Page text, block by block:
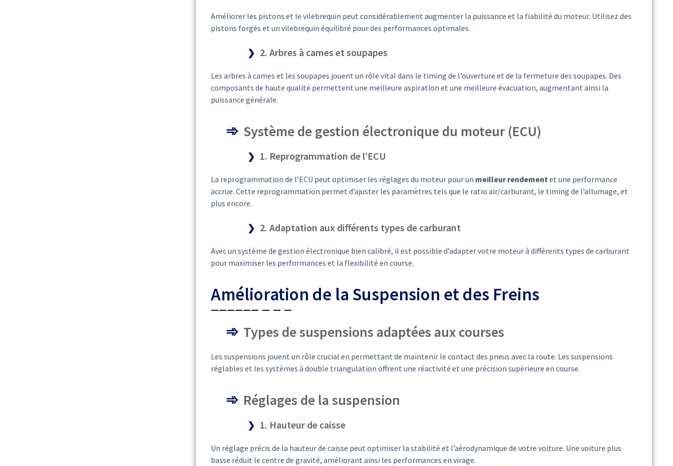
Améliorer les pistons et le vilebrequin peut considérablement augmenter la puissance et la fiabilité du moteur. Utilisez des
pistons forgés et un vilebrequin équilibré pour des performances optimales.
2. Arbres à cames et soupapes
Les arbres à cames et les soupapes jouent un rôle vital dans le timing de l’ouverture et de la fermeture des soupapes. Des
composants de haute qualité permettent une meilleure aspiration et une meilleure évacuation, augmentant ainsi la
puissance générale.
Système de gestion électronique du moteur (ECU)
1. Reprogrammation de l’ECU
La reprogrammation de l’ECU peut optimiser les réglages du moteur pour un meilleur rendementet une performance
accrue. Cette reprogrammation permet d’ajuster les paramètres tels que le ratio air/carburant, le timing de l’allumage, et
plus encore.
2. Adaptation aux différents types de carburant
Avec un système de gestion électronique bien calibré, il est possible d’adapter votre moteur à différents types de carburant
pour maximiser les performances et la flexibilité en course.
Amélioration de la Suspension et des Freins
Types de suspensions adaptées aux courses
Les suspensions jouent un rôle crucial en permettant de maintenir le contact des pneus avec la route. Les suspensions
réglables et les systèmes à double triangulation offrent une réactivité et une précision supérieure en course.
Réglages de la suspension
1. Hauteur de caisse
Un réglage précis de la hauteur de caisse peut optimiser la stabilité et l’aérodynamique de votre voiture. Une voiture plus
basse réduit le centre de gravité, améliorant ainsi les performances en virage.